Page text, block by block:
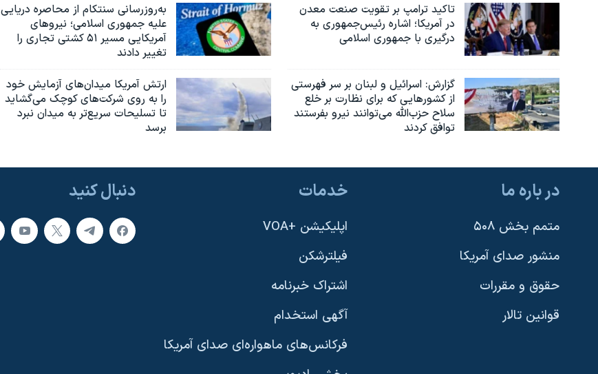
تاکید ترامپ بر تقویت صنعت معدن
در آمریکا؛ اشاره رئیس‌جمهوری به
درگیری با جمهوری اسلامی
به‌روزرسانی سنتکام از محاصره دریایی
علیه جمهوری اسلامی؛ نیروهای
آمریکایی مسیر ۵۱ کشتی تجاری را
تغییر دادند
گزارش‌: اسرائيل و لبنان بر سر فهرستی
از کشورهایی که برای نظارت بر خلع
سلاح حزب‌الله می‌توانند نیرو بفرستند
توافق کردند
ارتش آمریکا میدان‌های آزمایش خود
را به روی شرکت‌های کوچک می‌گشاید
تا تسلیحات سریع‌تر به میدان نبرد
برسد
دنبال کنید در باره ما
متمم بخش ۵۰۸
منشور صدای آمریکا
حقوق و مقررات
قوانین تالار
خدمات
اپلیکیشن +VOA
فیلترشکن
اشتراک خبرنامه
آگهی استخدام
فرکانس‌های ماهواره‌ای صدای آمریکا